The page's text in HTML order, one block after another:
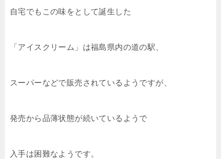
自宅でもこの味をとして誕生した
「アイスクリーム」は福島県内の道の駅、
スーパーなどで販売されているようですが、
発売から品薄状態が続いているようで
入手は困難なようです。